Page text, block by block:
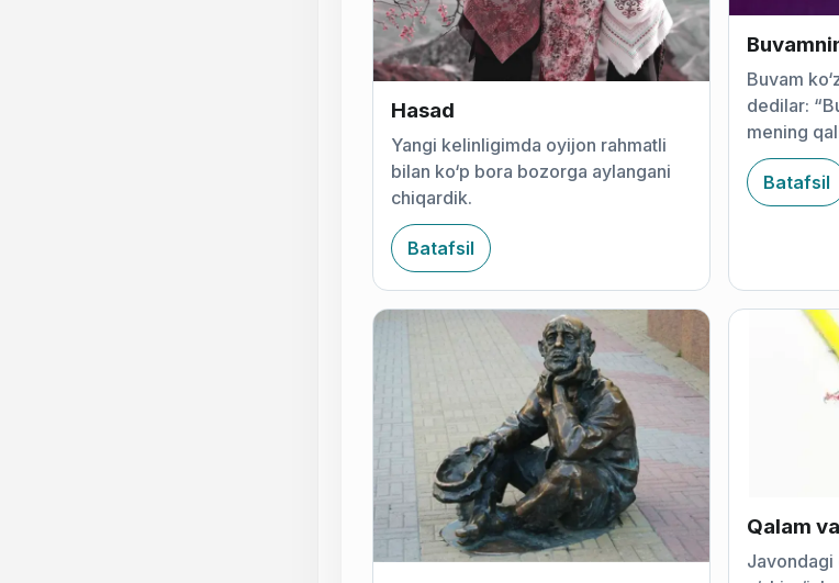
Hasad
Yangi kelinligimda oyijon rahmatli
bilan ko‘p bora bozorga aylangani
chiqardik.
Batafsil
Buvam
dedilar:
mening
aylangan!”.
Batafsil
Qalam
Javondagi